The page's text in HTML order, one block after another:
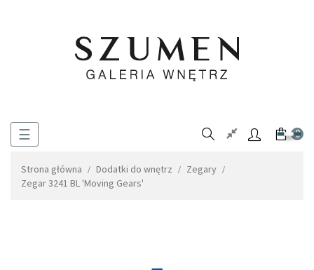
Toggle
☰ 0
Strona główna Dodatki do wnętrz
Zegary
Zegar 3241 BL 'Moving Gears'